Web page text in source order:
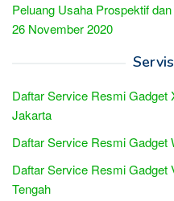
Peluang Usaha Prospektif
26 November 2020
Daftar Service Resmi Gadget
Jakarta
Daftar Service Resmi Gadget
Daftar Service Resmi
Tengah